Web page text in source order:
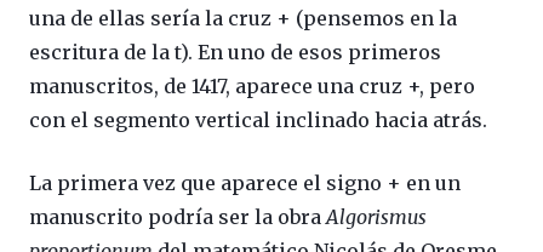
una de ellas sería la cruz + (pensemos en la
escritura de la t). En uno de esos primeros
manuscritos, de 1417, aparece una cruz +, pero
con el segmento vertical inclinado hacia atrás.
La primera vez que aparece el signo + en un
manuscrito podría ser la obraAlgorismus